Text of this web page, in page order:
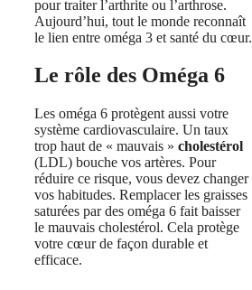
pour traiter l’arthrite ou l’arthrose.
Aujourd’hui, tout le monde reconnaît
le lien entre oméga 3 et santé du cœur.
Le rôle des Oméga 6
Les oméga 6 protègent aussi votre
système cardiovasculaire. Un taux
trop haut de « mauvais » cholestérol
(LDL) bouche vos artères. Pour
réduire ce risque, vous devez changer
vos habitudes. Remplacer les graisses
saturées par des oméga 6 fait baisser
le mauvais cholestérol. Cela protège
votre cœur de façon durable et
efficace.